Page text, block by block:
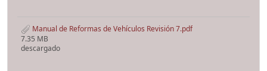
Manual de Reformas de Vehículos Revisión 7.pdf
7.35 MB
descargado